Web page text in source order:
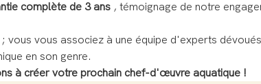
complète de 3 ans , témoignage de notre
vous vous associez à une équipe d'experts
en son genre.
à créer votre prochain chef-d'œuvre aquatique !